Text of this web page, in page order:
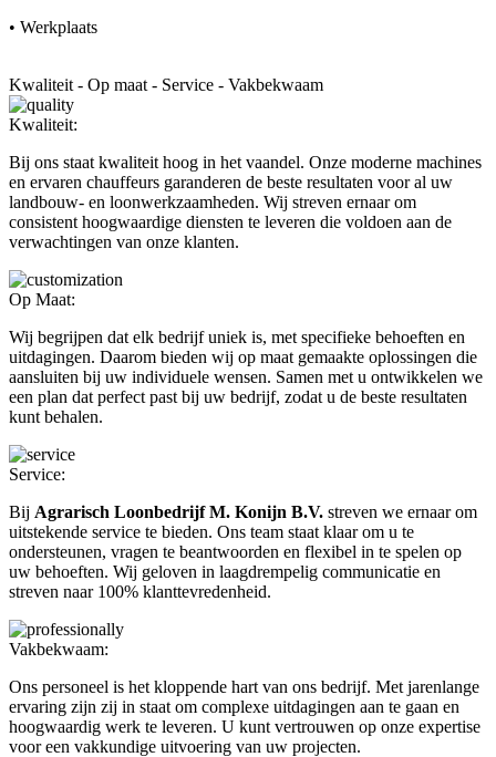
• Werkplaats
Kwaliteit - Op maat - Service - Vakbekwaam
Kwaliteit:
Bij ons staat kwaliteit hoog in het vaandel. Onze moderne machines
en ervaren chauffeurs garanderen de beste resultaten voor al uw
landbouw- en loonwerkzaamheden. Wij streven ernaar om
consistent hoogwaardige diensten te leveren die voldoen aan de
verwachtingen van onze klanten.
Op Maat:
Wij begrijpen dat elk bedrijf uniek is, met specifieke behoeften en
uitdagingen. Daarom bieden wij op maat gemaakte oplossingen die
aansluiten bij uw individuele wensen. Samen met u ontwikkelen we
een plan dat perfect past bij uw bedrijf, zodat u de beste resultaten
kunt behalen.
Service:
Bij Agrarisch Loonbedrijf M. Konijn B.V. streven we ernaar om
uitstekende service te bieden. Ons team staat klaar om u te
ondersteunen, vragen te beantwoorden en flexibel in te spelen op
uw behoeften. Wij geloven in laagdrempelig communicatie en
streven naar 100% klanttevredenheid.
Vakbekwaam:
Ons personeel is het kloppende hart van ons bedrijf. Met jarenlange
ervaring zijn zij in staat om complexe uitdagingen aan te gaan en
hoogwaardig werk te leveren. U kunt vertrouwen op onze expertise
voor een vakkundige uitvoering van uw projecten.